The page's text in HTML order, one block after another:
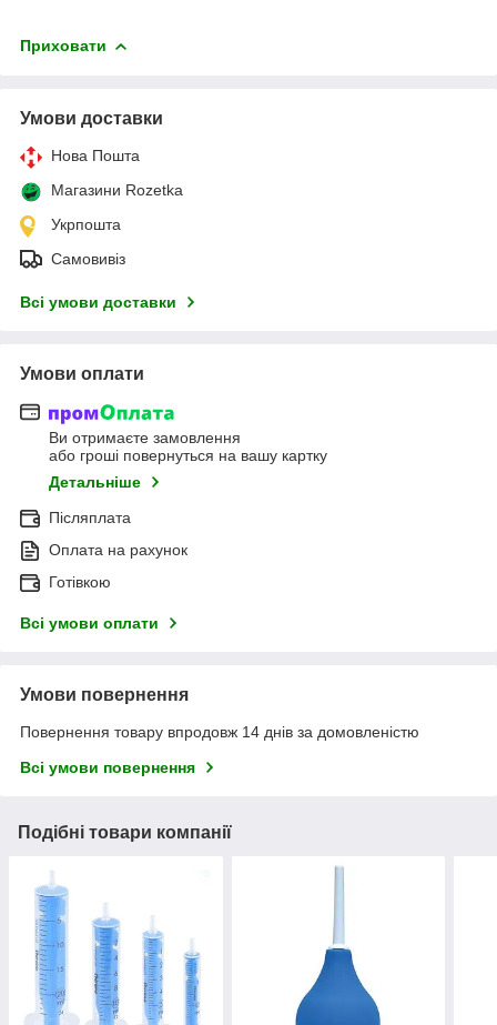
Приховати
Умови доставки
Нова Пошта
Магазини Rozetka
Укрпошта
Самовивіз
Всі умови доставки
Умови оплати
Ви отримаєте замовлення
або гроші повернуться на вашу картку
Детальніше
Післяплата
Оплата на рахунок
Готівкою
Всі умови оплати
Умови повернення
Повернення товару впродовж 14 днів за домовленістю
Всі умови повернення
Подібні товари компанії